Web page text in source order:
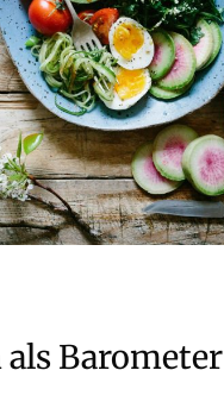
als Barometer